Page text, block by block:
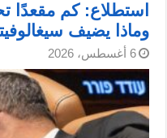
استطلاع: كم مقعدًا
وماذا يضيف
6 أغسطس، 2026